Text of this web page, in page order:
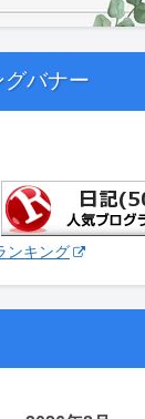
バナー
ンキング